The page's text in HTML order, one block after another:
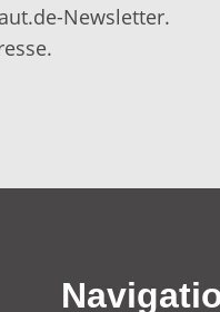
Newsletter.